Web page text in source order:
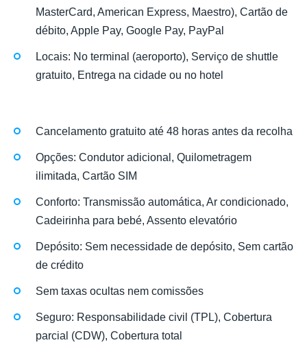
MasterCard, American Express, Maestro), Cartão de
débito, Apple Pay, Google Pay, PayPal
Locais: No terminal (aeroporto), Serviço de shuttle
gratuito, Entrega na cidade ou no hotel
Cancelamento gratuito até 48 horas antes da recolha
Opções: Condutor adicional, Quilometragem
ilimitada, Cartão SIM
Conforto: Transmissão automática, Ar condicionado,
Cadeirinha para bebé, Assento elevatório
Depósito: Sem necessidade de depósito, Sem cartão
de crédito
Sem taxas ocultas nem comissões
Seguro: Responsabilidade civil (TPL), Cobertura
parcial (CDW), Cobertura total